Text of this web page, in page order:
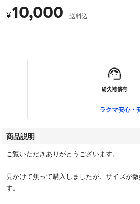
¥10,000 送料込
紛失補償有
ラクマ安心・
商品説明
ご覧いただきありがとうございます。
見かけて焦って購入しましたが、サイズが
す。